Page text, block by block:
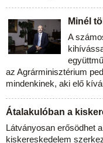
Minél
A
az Agrárminisztérium
mindenkinek, aki elő
Átalakulóban a
Látványosan erősödhet
kiskereskedelem